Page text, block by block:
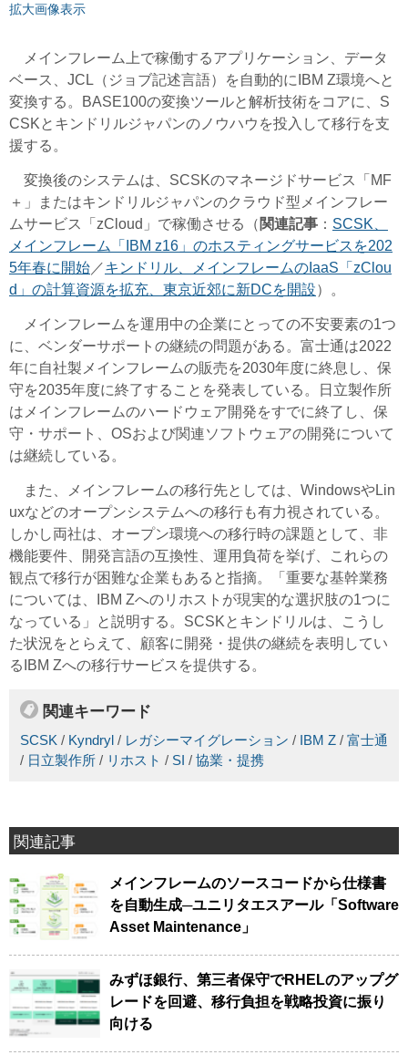
拡大画像表示
メインフレーム上で稼働するアプリケーション、データ
ベース、JCL（ジョブ記述言語）を自動的にIBM Z環境へと
変換する。BASE100の変換ツールと解析技術をコアに、S
CSKとキンドリルジャパンのノウハウを投入して移行を支
援する。
変換後のシステムは、SCSKのマネージドサービス「MF
＋」またはキンドリルジャパンのクラウド型メインフレー
ムサービス「zCloud」で稼働させる（ 関連記事 ： SCSK、
メインフレーム「IBM z16」のホスティングサービスを202
5年春に開始 ／キンドリル、メインフレームのIaaS「zClou
d」の計算資源を拡充、東京近郊に新DCを開設）。
メインフレームを運用中の企業にとっての不安要素の1つ
に、ベンダーサポートの継続の問題がある。富士通は2022
年に自社製メインフレームの販売を2030年度に終息し、保
守を2035年度に終了することを発表している。日立製作所
はメインフレームのハードウェア開発をすでに終了し、保
守・サポート、OSおよび関連ソフトウェアの開発について
は継続している。
また、メインフレームの移行先としては、WindowsやLin
uxなどのオープンシステムへの移行も有力視されている。
しかし両社は、オープン環境への移行時の課題として、非
機能要件、開発言語の互換性、運用負荷を挙げ、これらの
観点で移行が困難な企業もあると指摘。「重要な基幹業務
については、IBM Zへのリホストが現実的な選択肢の1つに
なっている」と説明する。SCSKとキンドリルは、こうし
た状況をとらえて、顧客に開発・提供の継続を表明してい
るIBM Zへの移行サービスを提供する。
関連キーワード
SCSK / Kyndryl / レガシーマイグレーション / IBM Z / 富士通
/ 日立製作所 / リホスト / SI / 協業・提携
関連記事
メインフレームのソースコードから仕様書
を自動生成─ユニリタエスアール「Software
Asset Maintenance」
みずほ銀行、第三者保守でRHELのアップグ
レードを回避、移行負担を戦略投資に振り
向ける